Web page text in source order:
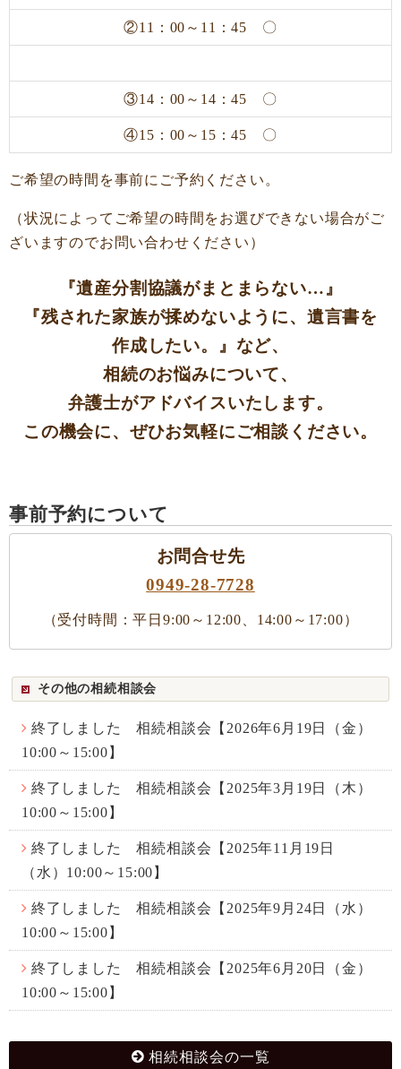
②11：00～11：45 〇
③14：00～14：45 〇
④15：00～15：45 〇
ご希望の時間を事前にご予約ください。
（状況によってご希望の時間をお選びできない場合がご
ざいますのでお問い合わせください）
『遺産分割協議がまとまらない…』
『残された家族が揉めないように、遺言書を
作成したい。』など、
相続のお悩みについて、
弁護士がアドバイスいたします。
この機会に、ぜひお気軽にご相談ください。
事前予約について
お問合せ先
0949-28-7728
（受付時間：平日9:00～12:00、14:00～17:00）
その他の相続相談会
終了しました 相続相談会【2026年6月19日（金）
10:00～15:00】
終了しました 相続相談会【2025年3月19日（木）
10:00～15:00】
終了しました 相続相談会【2025年11月19日
（水）10:00～15:00】
終了しました 相続相談会【2025年9月24日（水）
10:00～15:00】
終了しました 相続相談会【2025年6月20日（金）
10:00～15:00】
相続相談会の一覧